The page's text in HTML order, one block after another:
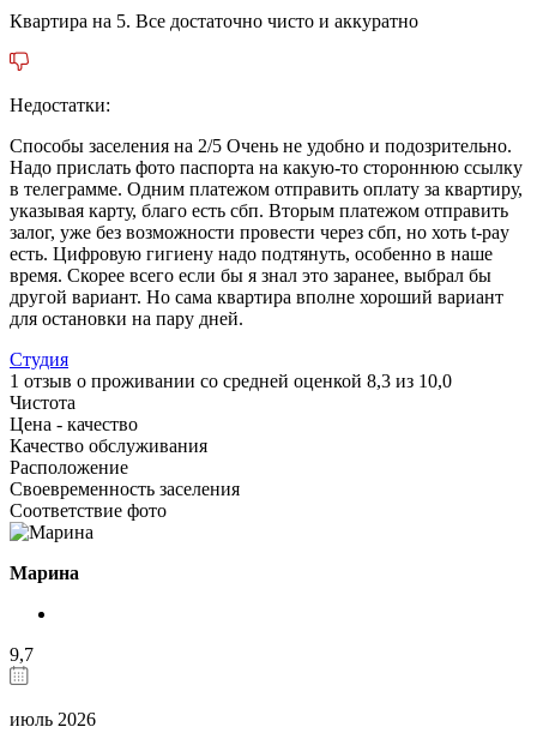
Квартира на 5. Все достаточно чисто и аккуратно
Недостатки:
Способы заселения на 2/5 Очень не удобно и подозрительно.
Надо прислать фото паспорта на какую-то стороннюю ссылку
в телеграмме. Одним платежом отправить оплату за квартиру,
указывая карту, благо есть сбп. Вторым платежом отправить
залог, уже без возможности провести через сбп, но хоть t-pay
есть. Цифровую гигиену надо подтянуть, особенно в наше
время. Скорее всего если бы я знал это заранее, выбрал бы
другой вариант. Но сама квартира вполне хороший вариант
для остановки на пару дней.
Студия
1 отзыв о проживании со средней оценкой 8,3 из 10,0
Чистота
Цена - качество
Качество обслуживания
Расположение
Своевременность заселения
Соответствие фото
Марина
9,7
июль 2026